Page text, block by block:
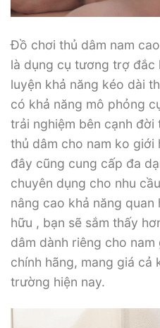
Đồ chơi thủ dâm nam
là dụng cụ tương trợ đắc
luyện khả năng kéo dài
có khả năng mô phỏng
trải nghiệm bên cạnh
thủ dâm cho nam ko giới
đây cũng cung cấp đa
chuyên dụng cho nhu
nâng cao khả năng
hữu , bạn sẽ sắm thấy
dâm dành riêng cho
chính hãng, mang giá cả
trường hiện nay.